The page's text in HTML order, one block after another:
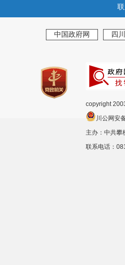
中国政府网 四
copyright
川公网
主办：中共
联系电话：